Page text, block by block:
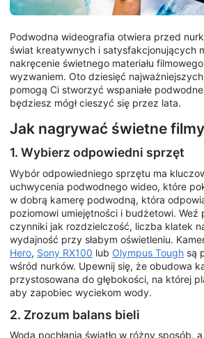
Podwodna wideografia otwiera przed
świat kreatywnych i satysfakcjonujących
nakręcenie świetnego materiału
wyzwaniem. Oto dziesięć
pomogą Ci stworzyć wspaniałe
będziesz mógł cieszyć się przez lata.
Jak nagrywać świetne
1. Wybierz odpowiedni sprzęt
Wybór odpowiedniego sprzętu ma
uchwycenia podwodnego wideo, które
w dobrą kamerę podwodną, która
poziomowi umiejętności i budżetowi. Weź
czynniki jak rozdzielczość, liczba klatek
wydajność przy słabym oświetleniu.
Hero, Sony RX100 lub Olympus Tough są
wśród nurków. Upewnij się, że obudowa
przystosowana do głębokości, na której
aby zapobiec wyciekom wody.
2. Zrozum balans bieli
Woda pochłania światło w różny sposób,